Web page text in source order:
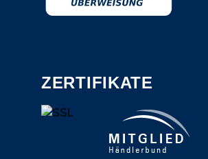
ZERTIFIKATE